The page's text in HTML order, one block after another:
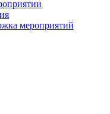
мероприятий